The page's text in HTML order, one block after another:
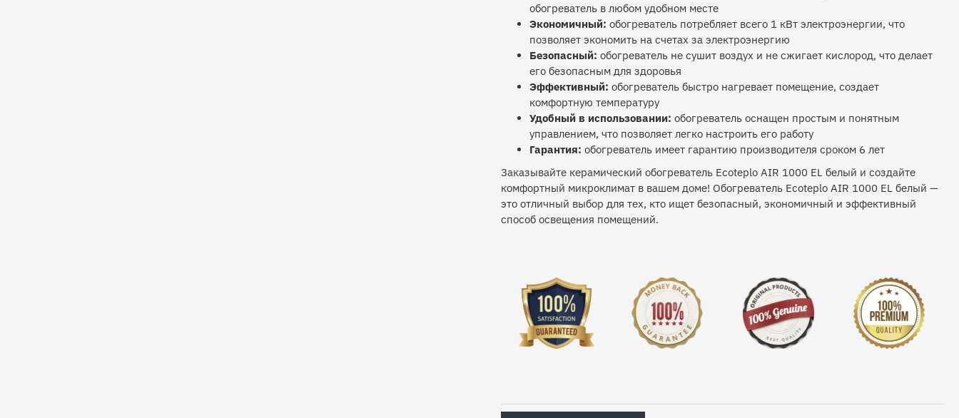
обогреватель в любом удобном месте
Экономичный: обогреватель потребляет всего 1 кВт электроэнергии, что
позволяет экономить на счетах за электроэнергию
Безопасный: обогреватель не сушит воздух и не сжигает кислород, что делает
его безопасным для здоровья
Эффективный: обогреватель быстро нагревает помещение, создает
комфортную температуру
Удобный в использовании: обогреватель оснащен простым и понятным
управлением, что позволяет легко настроить его работу
Гарантия: обогреватель имеет гарантию производителя сроком 6 лет
Заказывайте керамический обогреватель Ecoteplo AIR 1000 EL белый и создайте
комфортный микроклимат в вашем доме! Обогреватель Ecoteplo AIR 1000 EL белый —
это отличный выбор для тех, кто ищет безопасный, экономичный и эффективный
способ освещения помещений.